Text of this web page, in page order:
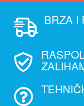
BRZA I